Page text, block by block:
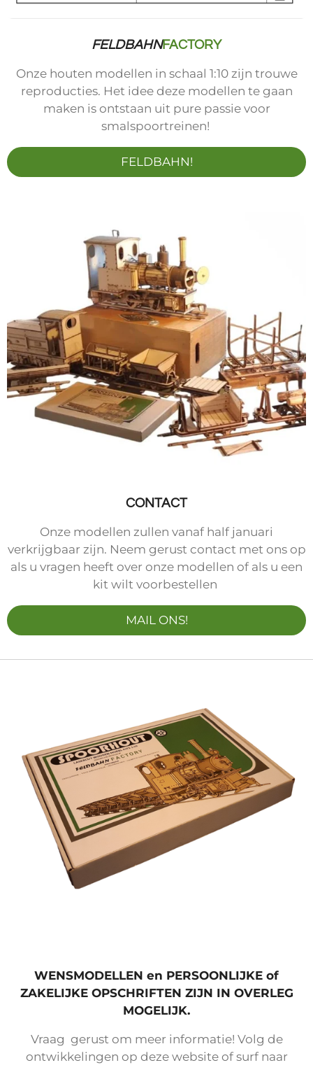
FELDBAHNFACTORY
Onze houten modellen in schaal 1:10 zijn trouwe
reproducties. Het idee deze modellen te gaan
maken is ontstaan uit pure passie voor
smalspoortreinen!
FELDBAHN!
CONTACT
Onze modellen zullen vanaf half januari
verkrijgbaar zijn. Neem gerust contact met ons op
als u vragen heeft over onze modellen of als u een
kit wilt voorbestellen
MAIL ONS!
WENSMODELLEN en PERSOONLIJKE of
ZAKELIJKE OPSCHRIFTEN ZIJN IN OVERLEG
MOGELIJK.
Vraag gerust om meer informatie! Volg de
ontwikkelingen op deze website of surf naar